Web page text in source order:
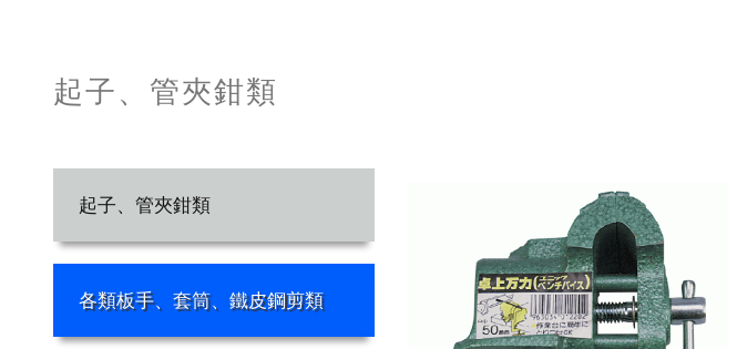
起子、管夾鉗類
起子、管夾鉗類
各類板手、套筒、鐵皮鋼剪類